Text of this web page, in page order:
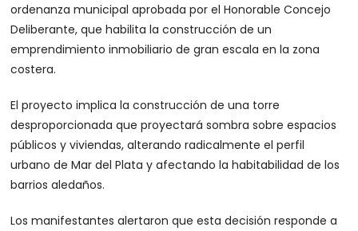
ordenanza municipal aprobada por el Honorable Concejo
Deliberante, que habilita la construcción de un
emprendimiento inmobiliario de gran escala en la zona
costera.
El proyecto implica la construcción de una torre
desproporcionada que proyectará sombra sobre espacios
públicos y viviendas, alterando radicalmente el perfil
urbano de Mar del Plata y afectando la habitabilidad de los
barrios aledaños.
Los manifestantes alertaron que esta decisión responde a